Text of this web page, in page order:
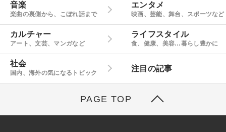
音楽
楽曲の裏側から、こぼれ話まで
エンタメ
映画、芸能、舞台、スポーツなど
カルチャー
アート、文芸、マンガなど
ライフスタイル
食、健康、美容…暮らし豊かに
社会
国内、海外の気になるトピック
注目の記事
PAGE TOP